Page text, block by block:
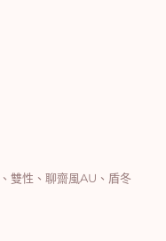
、雙性 、聊齋風AU 、 盾冬